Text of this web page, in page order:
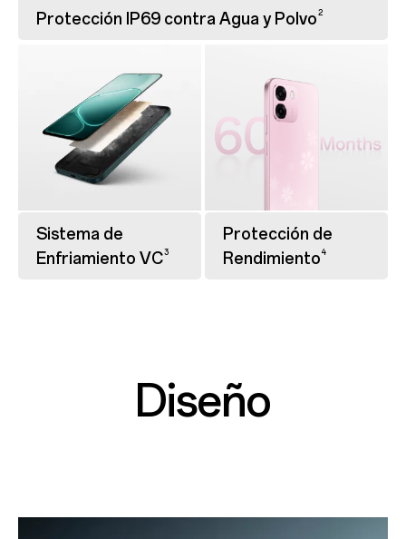
Protección IP69 contra Agua y Polvo2
Sistema de
Enfriamiento VC3
Protección de
Rendimiento 4
Diseño